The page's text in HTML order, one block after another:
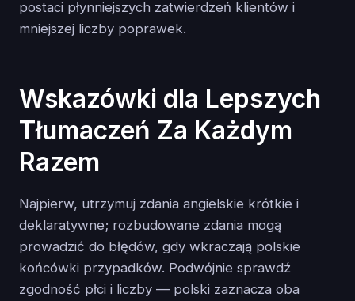
postaci płynniejszych zatwierdzeń klientów i
mniejszej liczby poprawek.
Wskazówki dla Lepszych
Tłumaczeń Za Każdym
Razem
Najpierw, utrzymuj zdania angielskie krótkie i
deklaratywne; rozbudowane zdania mogą
prowadzić do błędów, gdy wkraczają polskie
końcówki przypadków. Podwójnie sprawdź
zgodność płci i liczby — polski zaznacza oba